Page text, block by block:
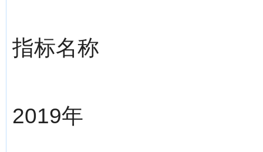
指标名称
2019年